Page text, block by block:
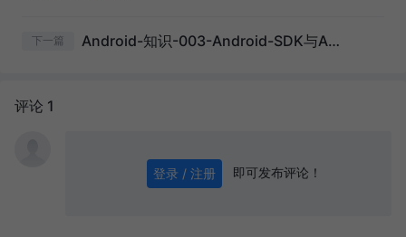
下一篇 Android-知识-003-Android-SDK与API-Level对应关系
评论 1
登录 / 注册 即可发布评论！